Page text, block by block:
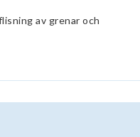
av grenar och